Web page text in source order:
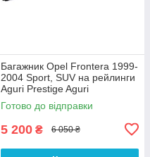
Багажник Opel Frontera 1999-
2004 Sport, SUV на рейлинги
Aguri Prestige Aguri
Готово до відправки
5 200 ₴ 6 050 ₴